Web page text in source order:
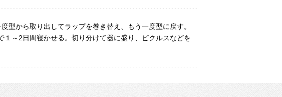
度型から取り出してラップを巻き替え、もう一度型に戻す。
１～2日間寝かせる。切り分けて器に盛り、ピクルスなどを